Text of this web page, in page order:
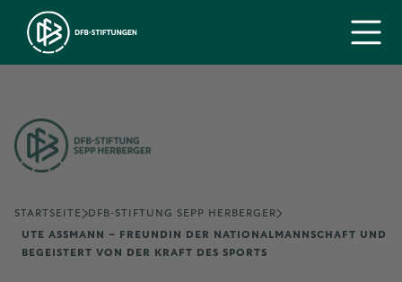
STARTSEITE
DFB-STIFTUNG SEPP HERBERGER
UTE ASSMANN – FREUNDIN DER NATIONALMANNSCHAFT UND
BEGEISTERT VON DER KRAFT DES SPORTS